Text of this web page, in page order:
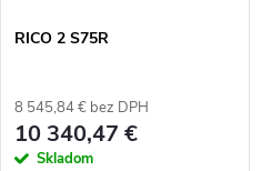
RICO 2 S75R
8 545,84 € bez DPH
10 340,47 €
Skladom